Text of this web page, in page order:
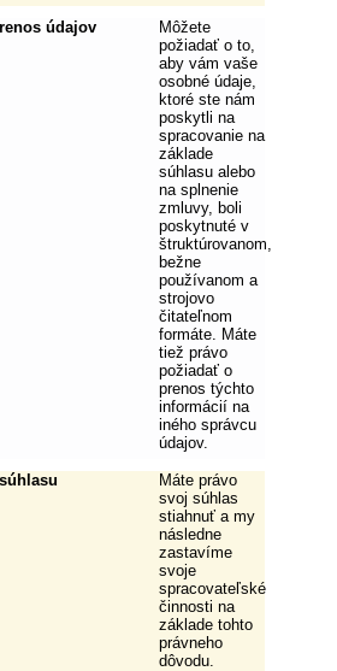
údajov
Môžete
požiadať o to,
aby vám vaše
osobné údaje,
ktoré ste nám
poskytli na
spracovanie na
základe
súhlasu alebo
na splnenie
zmluvy, boli
poskytnuté v
štruktúrovanom,
bežne
používanom a
strojovo
čitateľnom
formáte. Máte
tiež právo
požiadať o
prenos týchto
informácií na
iného správcu
údajov.
Máte právo
svoj súhlas
stiahnuť a my
následne
zastavíme
svoje
spracovateľské
činnosti na
základe tohto
právneho
dôvodu.